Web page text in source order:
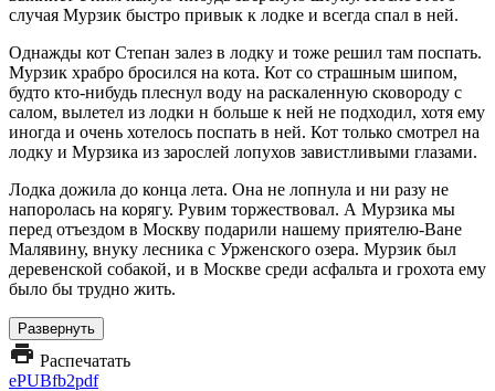
случая Мурзик быстро привык к лодке и всегда спал в ней.
Однажды кот Степан залез в лодку и тоже решил там поспать.
Мурзик храбро бросился на кота. Кот со страшным шипом,
будто кто-нибудь плеснул воду на раскаленную сковороду с
салом, вылетел из лодки н больше к ней не подходил, хотя ему
иногда и очень хотелось поспать в ней. Кот только смотрел на
лодку и Мурзика из зарослей лопухов завистливыми глазами.
Лодка дожила до конца лета. Она не лопнула и ни разу не
напоролась на корягу. Рувим торжествовал. А Мурзика мы
перед отъездом в Москву подарили нашему приятелю-Ване
Малявину, внуку лесника с Урженского озера. Мурзик был
деревенской собакой, и в Москве среди асфальта и грохота ему
было бы трудно жить.
Развернуть
Распечатать
ePUBfb2pdf